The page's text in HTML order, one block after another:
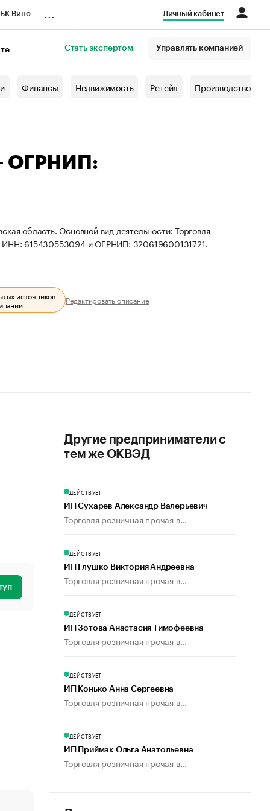
Вино Личный кабинет
Стать экспертом Управлять компанией
Финансы Недвижимость Ретейл Производство
ОГРНИП:
область. Основной вид деятельности: Торговля
ИНН: 615430553094 и ОГРНИП: 320619600131721.
источников.
Редактировать описание
Другие предприниматели с
тем же ОКВЭД
ДЕЙСТВУЕТ
ИП Сухарев Александр Валерьевич
Торговля розничная прочая в...
ДЕЙСТВУЕТ
ИП Глушко Виктория Андреевна
Торговля розничная прочая в...
ДЕЙСТВУЕТ
ИП Зотова Анастасия Тимофеевна
Торговля розничная прочая в...
ДЕЙСТВУЕТ
ИП Конько Анна Сергеевна
Торговля розничная прочая в...
ДЕЙСТВУЕТ
ИП Приймак Ольга Анатольевна
Торговля розничная прочая в...